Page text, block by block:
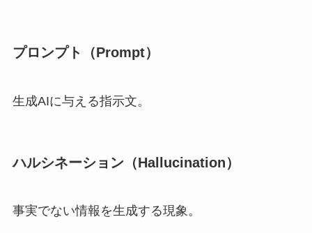
プロンプト（Prompt）
生成AIに与える指示文。
ハルシネーション（Hallucination）
事実でない情報を生成する現象。